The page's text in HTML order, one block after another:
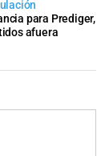
para Prediger,
afuera